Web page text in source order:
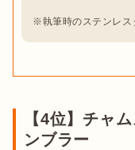
※執筆時のステンレス
【4位】チャ
ンブラー